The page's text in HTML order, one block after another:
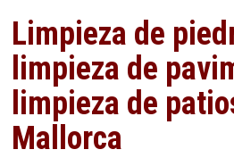
Limpieza de
limpieza de
limpieza de
Mallorca